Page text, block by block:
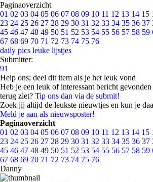
Paginaoverzicht
01 02 03 04 05 06 07 08 09 10 11 12 13 14 15
23 24 25 26 27 28 29 30 31 32 33 34 35 36 37
45 46 47 48 49 50 51 52 53 54 55 56 57 58 59
67 68 69 70 71 72 73 74 75 76
daily pics leuke lijstjes
Submitter:
91
Help ons; deel dit item als je het leuk vond
Heb je een leuk of interessant bericht
terug ziet? Tip ons dan via de submit!
Zoek jij altijd de leukste nieuwtjes en kun je
Meld je aan als nieuwsposter!
Paginaoverzicht
01 02 03 04 05 06 07 08 09 10 11 12 13 14 15
23 24 25 26 27 28 29 30 31 32 33 34 35 36 37
45 46 47 48 49 50 51 52 53 54 55 56 57 58 59
67 68 69 70 71 72 73 74 75 76
Danny